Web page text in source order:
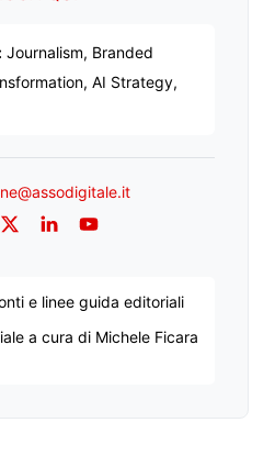
Journalism, Branded
AI Strategy,
TwitterLinkedInYouTube
e linee guida editoriali
a cura di Michele Ficara